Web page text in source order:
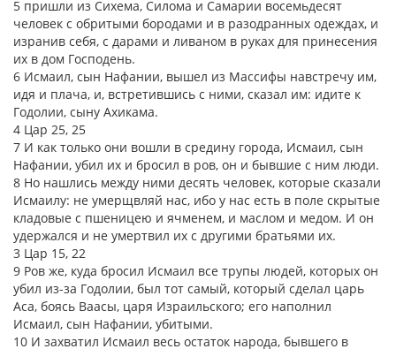
5 пришли из Сихема, Силома и Самарии восемьдесят
человек с обритыми бородами и в разодранных одеждах, и
изранив себя, с дарами и ливаном в руках для принесения
их в дом Господень.
6 Исмаил, сын Нафании, вышел из Массифы навстречу им,
идя и плача, и, встретившись с ними, сказал им: идите к
Годолии, сыну Ахикама.
4 Цар 25, 25
7 И как только они вошли в средину города, Исмаил, сын
Нафании, убил их и бросил в ров, он и бывшие с ним люди.
8 Но нашлись между ними десять человек, которые сказали
Исмаилу: не умерщвляй нас, ибо у нас есть в поле скрытые
кладовые с пшеницею и ячменем, и маслом и медом. И он
удержался и не умертвил их с другими братьями их.
3 Цар 15, 22
9 Ров же, куда бросил Исмаил все трупы людей, которых он
убил из-за Годолии, был тот самый, который сделал царь
Аса, боясь Ваасы, царя Израильского; его наполнил
Исмаил, сын Нафании, убитыми.
10 И захватил Исмаил весь остаток народа, бывшего в